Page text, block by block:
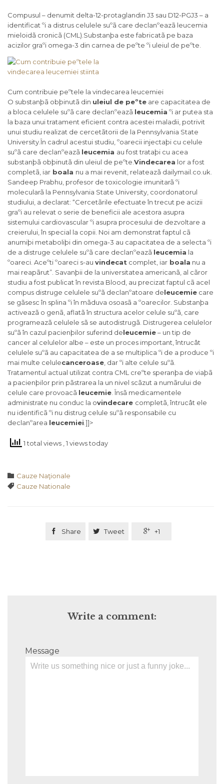
Compusul – denumit delta-12-protaglandin J3 sau D12-PGJ3 – a
identificat ºi a distrus celulele suºã care declanºeazã leucemia
mieloidã cronicã (CML).Substanþa este fabricatã pe baza
acizilor graºi omega-3 din carnea de peºte ºi uleiul de peºte.
Cum contribuie peºtele la vindecarea leucemiei
O substanþã obþinutã din uleiul de peºte are capacitatea de
a bloca celulele suºã care declanºeazã leucemia ºi ar putea sta
la baza unui tratament eficient contra acestei maladii, potrivit
unui studiu realizat de cercetãtorii de la Pennsylvania State
University.În cadrul acestui studiu, ºoarecii injectaþi cu celule
suºã care declanºeazã leucemia au fost trataþi cu acea
substanþã obþinutã din uleiul de peºte. Vindecarea lor a fost
completã, iar boala nu a mai revenit, relateazã dailymail.co.uk.
Sandeep Prabhu, profesor de toxicologie imunitarã ºi
molecularã la Pennsylvania State University, coordonatorul
studiului, a declarat: “Cercetãrile efectuate în trecut pe acizii
graºi au relevat o serie de beneficii ale acestora asupra
sistemului cardiovascular ºi asupra procesului de dezvoltare a
creierului, în special la copii. Noi am demonstrat faptul cã
anumiþi metaboliþi din omega-3 au capacitatea de a selecta ºi
de a distruge celulele suºã care declanºeazã leucemia la
ºoareci. Aceºti ºoareci s-au vindecat complet, iar boala nu a
mai reapãrut”. Savanþii de la universitatea americanã, al cãror
studiu a fost publicat în revista Blood, au precizat faptul cã acel
compus distruge celulele suºã declanºatoare deleucemie care
se gãsesc în splina ºi în mãduva osoasã a ºoarecilor. Substanþa
activeazã o genã, aflatã în structura acelor celule suºã, care
programeazã celulele sã se autodistrugã. Distrugerea celulelor
suºã în cazul pacienþilor suferind deleucemie– un tip de
cancer al celulelor albe – este un proces important, întrucât
celulele suºã au capacitatea de a se multiplica ºi de a produce ºi
mai multe celulecanceroase , dar ºi alte celule suºã.
Tratamentul actual utilizat contra CML creºte speranþa de viaþã
a pacienþilor prin pãstrarea la un nivel scãzut a numãrului de
celule care provoacã leucemie . Însã medicamentele
administrate nu conduc la ovindecare completã, întrucât ele
nu identificã ºi nu distrug celule suºã responsabile cu
declanºarea leucemiei .]]>
1 total views , 1 views today
 Category
Cauze Naţionale
 Tags
Cauze Nationale
 Share  Tweet  +1
Write a comment:
Message